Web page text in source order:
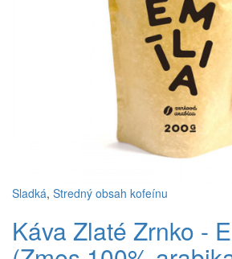
Sladká, Stredný obsah kofeínu
Káva Zlaté Zrnko -